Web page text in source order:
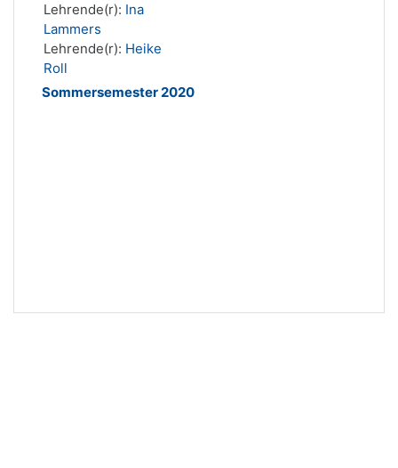
Lehrende(r): Ina
Lammers
Lehrende(r): Heike
Roll
Sommersemester 2020